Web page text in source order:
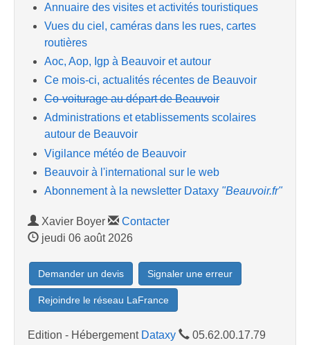
Annuaire des visites et activités touristiques
Vues du ciel, caméras dans les rues, cartes
routières
Aoc, Aop, Igp à Beauvoir et autour
Ce mois-ci, actualités récentes de Beauvoir
Co-voiturage au départ de Beauvoir
Administrations et etablissements scolaires
autour de Beauvoir
Vigilance météo de Beauvoir
Beauvoir à l'international sur le web
Abonnement à la newsletter Dataxy "Beauvoir.fr"
Xavier Boyer
Contacter
jeudi 06 août 2026
Demander un devis Signaler une erreur
Rejoindre le réseau LaFrance
Edition - Hébergement Dataxy
05.62.00.17.79